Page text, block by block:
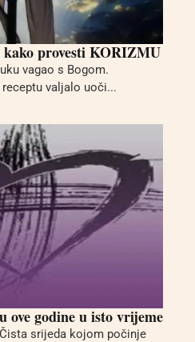
provesti KORIZMU
vagao s Bogom.
valjalo uoči...
ove godine u isto vrijeme
srijeda kojom počinje